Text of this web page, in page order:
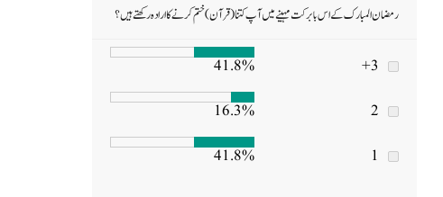
رمضان المبارک کے اس بابرکت مہینے میں آپ کتنا (قرآن) ختم کرنے کا ارادہ رکھتے ہیں؟
3+
41.8%
2
16.3%
1
41.8%